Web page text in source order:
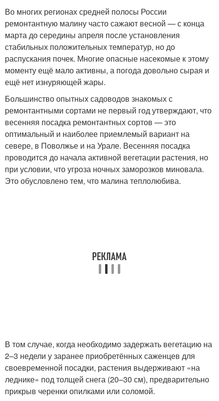
Во многих регионах средней полосы России
ремонтантную малину часто сажают весной — с конца
марта до середины апреля после установления
стабильных положительных температур, но до
распускания почек. Многие опасные насекомые к этому
моменту ещё мало активны, а погода довольно сырая и
ещё нет изнуряющей жары.
Большинство опытных садоводов знакомых с
ремонтантными сортами не первый год утверждают, что
весенняя посадка ремонтантных сортов — это
оптимальный и наиболее приемлемый вариант на
севере, в Поволжье и на Урале. Весенняя посадка
проводится до начала активной вегетации растения, но
при условии, что угроза ночных заморозков миновала.
Это обусловлено тем, что малина теплолюбива.
В том случае, когда необходимо задержать вегетацию на
2–3 недели у заранее приобретённых саженцев для
своевременной посадки, растения выдерживают «на
леднике» под толщей снега (20–30 см), предварительно
прикрыв черенки опилками или соломой.